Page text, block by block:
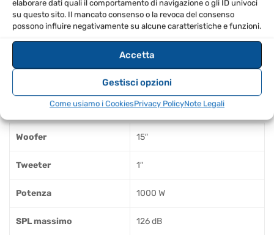
elaborare dati quali il comportamento di navigazione o gli ID univoci
su questo sito. Il mancato consenso o la revoca del consenso
possono influire negativamente su alcune caratteristiche e funzioni.
Accetta
Gestisci opzioni
Come usiamo i CookiesPrivacy PolicyNote Legali
Utilizzare il controllo del volume principale per
regolare l’audio.
Impostare la modalità EQ in base al tipo di evento.
Posizionare il diffusore su un supporto con flangia da
36 mm per una migliore dispersione sonora.
SPECIFICHE TECNICHE
Woofer 15″
Tweeter 1″
Potenza 1000 W
SPL massimo 126 dB